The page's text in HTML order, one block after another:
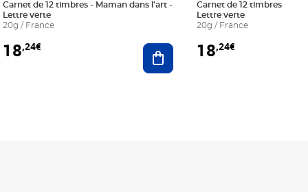
au panier
Carnet de 12 timbres - Maman dans l'art -
Lettre verte
20g / France
18,24€ Ajouter au panier
Carnet de 12 timbres - Le
Lettre verte
20g / France
18,24€